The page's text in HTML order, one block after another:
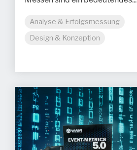
Analyse & Erfolgsmessung
Design & Konzeption